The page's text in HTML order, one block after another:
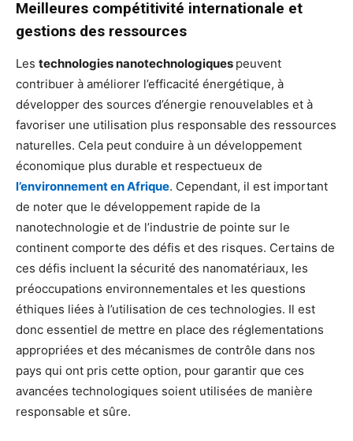
Meilleures compétitivité internationale et
gestions des ressources
Les technologies nanotechnologiques peuvent
contribuer à améliorer l’efficacité énergétique, à
développer des sources d’énergie renouvelables et à
favoriser une utilisation plus responsable des ressources
naturelles. Cela peut conduire à un développement
économique plus durable et respectueux de
l’environnement en Afrique. Cependant, il est important
de noter que le développement rapide de la
nanotechnologie et de l’industrie de pointe sur le
continent comporte des défis et des risques. Certains de
ces défis incluent la sécurité des nanomatériaux, les
préoccupations environnementales et les questions
éthiques liées à l’utilisation de ces technologies. Il est
donc essentiel de mettre en place des réglementations
appropriées et des mécanismes de contrôle dans nos
pays qui ont pris cette option, pour garantir que ces
avancées technologiques soient utilisées de manière
responsable et sûre.